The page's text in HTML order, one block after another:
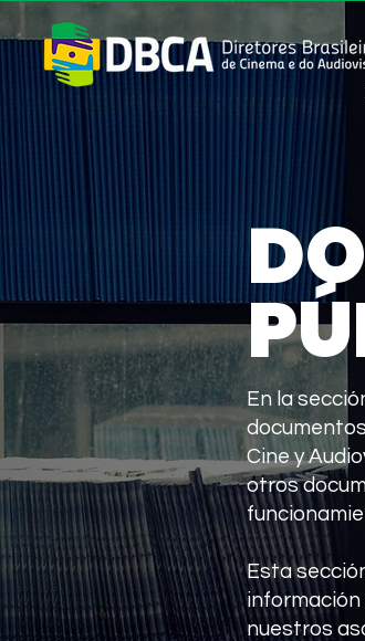
En la
Cine y
otros
Esta
información
nuestros